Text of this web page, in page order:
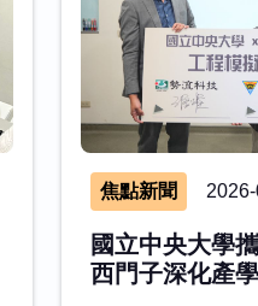
焦點新聞
國立中央大學
西門子深化產